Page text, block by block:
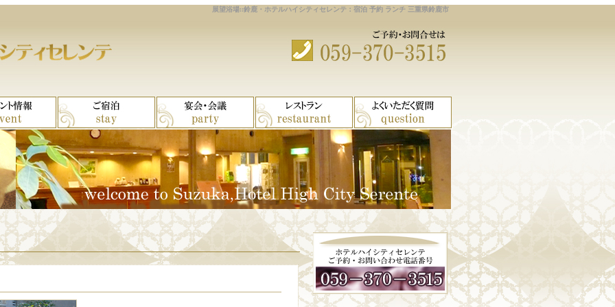
展望浴場::鈴鹿・ホテルハイシティセレンテ：宿泊 予約 ランチ 三重県鈴鹿市